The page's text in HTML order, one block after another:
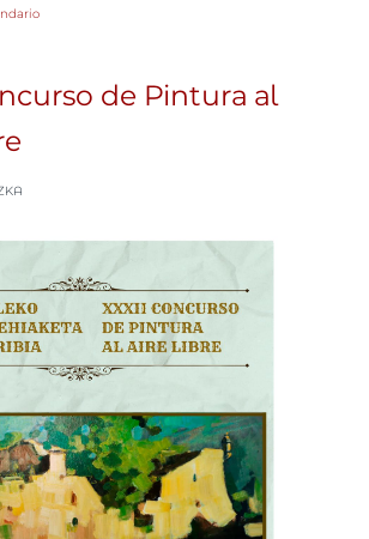
que las conciencias no se apaguen se ha organizado una
de Pintura al